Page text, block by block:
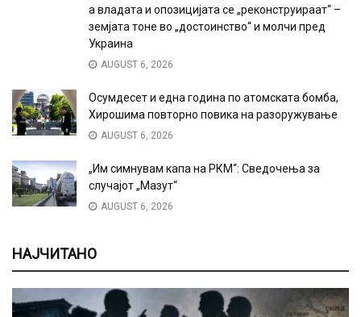
а владата и опозицијата се „реконструираат“ –
земјата тоне во „достоинство“ и молчи пред
Украина
AUGUST 6, 2026
Осумдесет и една година по атомската бомба,
Хирошима повторно повика на разоружување
AUGUST 6, 2026
„Им симнувам капа на РКМ“: Сведочења за
случајот „Мазут“
AUGUST 6, 2026
НАЈЧИТАНО